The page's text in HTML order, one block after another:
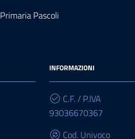
Primaria Pascoli
INFORMAZIONI
C.F. / P.IVA
93036670367
Cod. Univoco